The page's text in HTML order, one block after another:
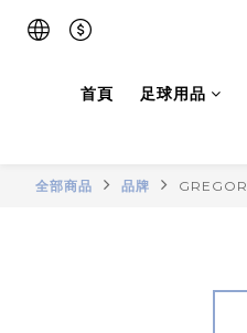
首頁 足球用品
全部商品 品牌